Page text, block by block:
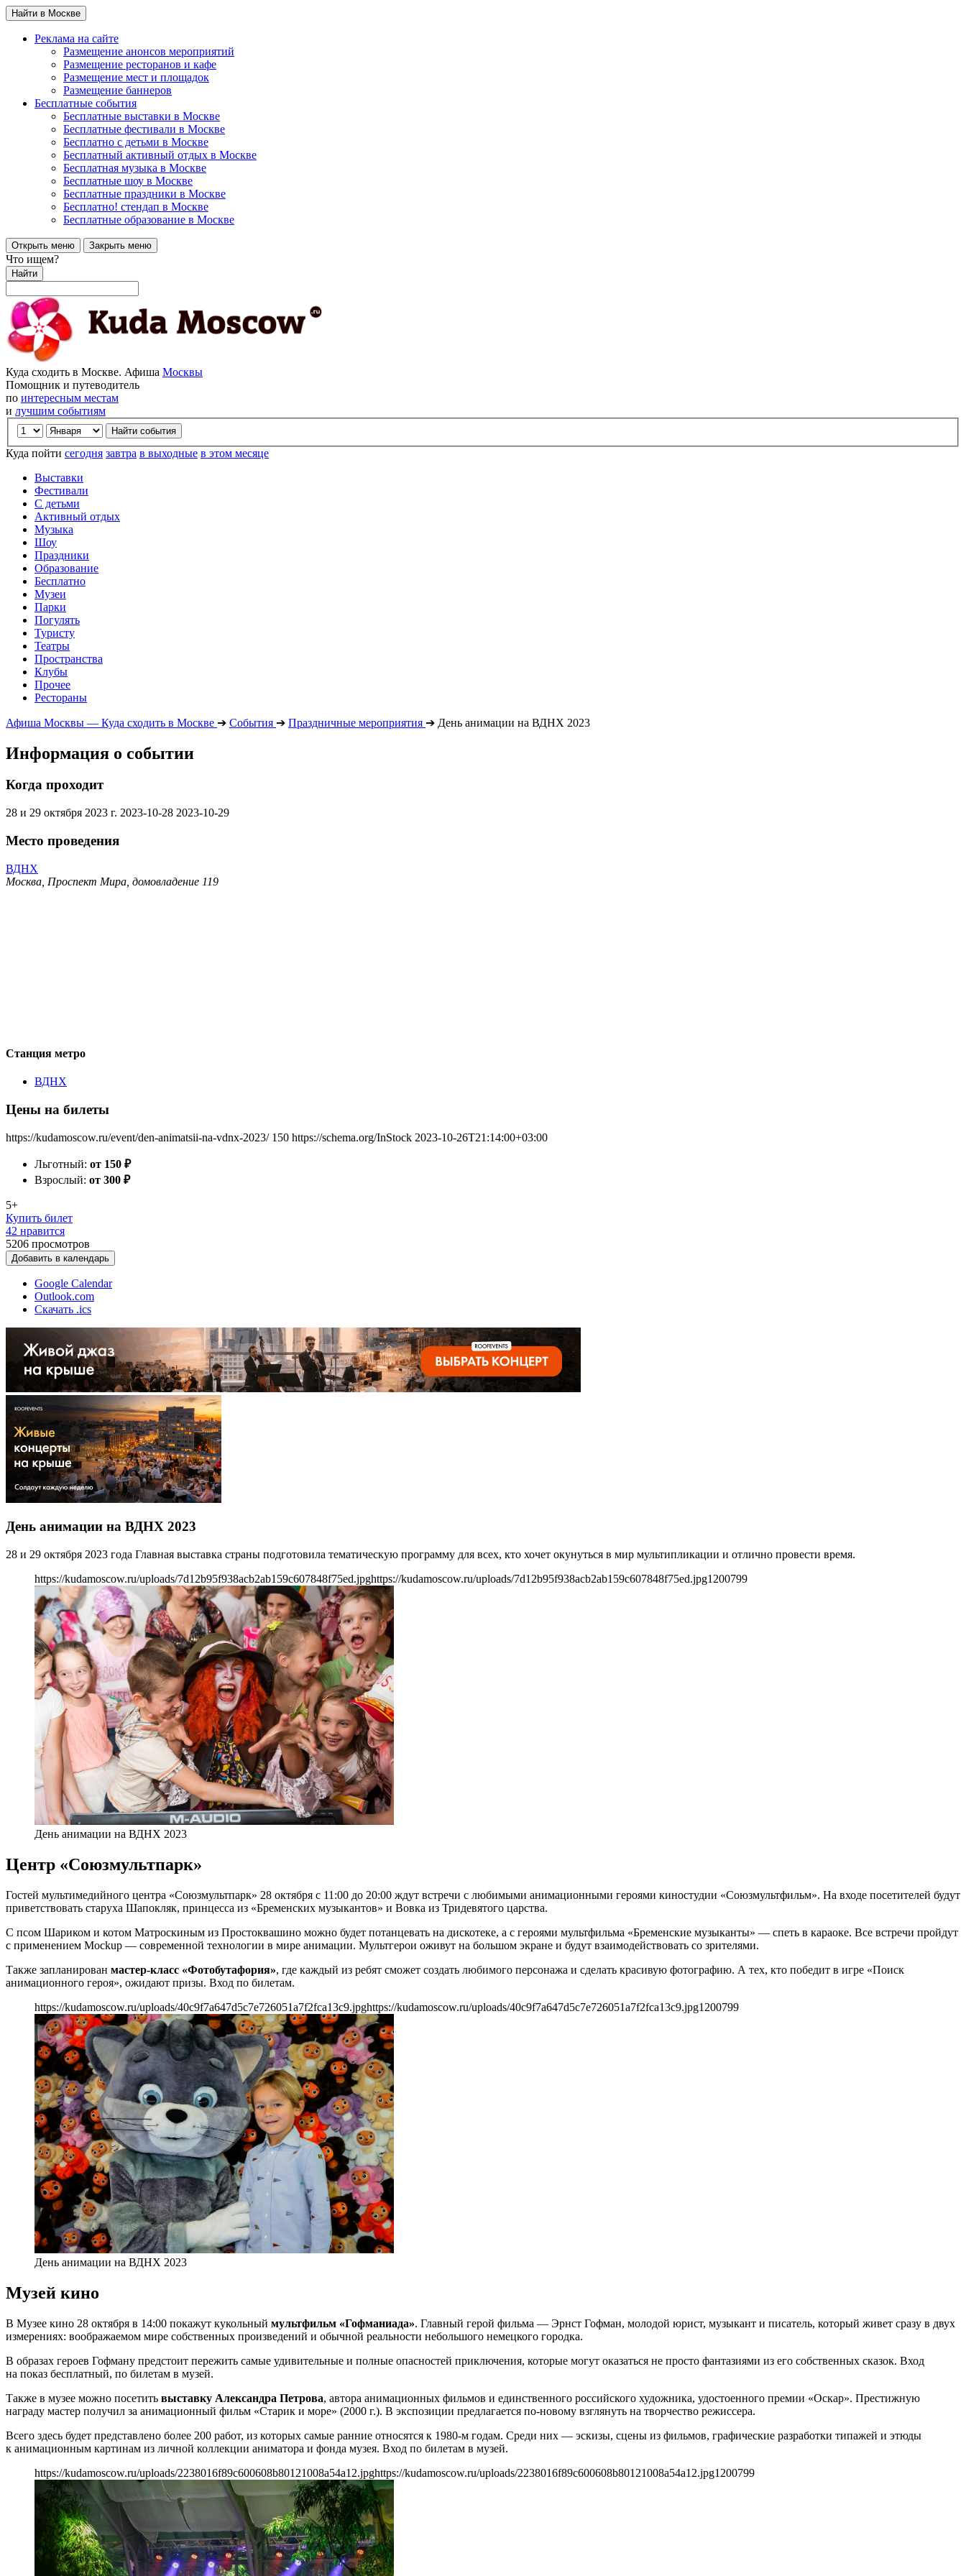
Найти в Москве
Реклама на сайте
Размещение анонсов мероприятий
Размещение ресторанов и кафе
Размещение мест и площадок
Размещение баннеров
Бесплатные события
Бесплатные выставки в Москве
Бесплатные фестивали в Москве
Бесплатно с детьми в Москве
Бесплатный активный отдых в Москве
Бесплатная музыка в Москве
Бесплатные шоу в Москве
Бесплатные праздники в Москве
Бесплатно! стендап в Москве
Бесплатные образование в Москве
Открыть меню Закрыть меню
Что ищем?
Найти
Куда сходить в Москве. Афиша Москвы
Помощник и путеводитель
по интересным местам
и лучшим событиям
Куда пойти сегодня завтра в выходные в этом месяце
Выставки
Фестивали
С детьми
Активный отдых
Музыка
Шоу
Праздники
Образование
Бесплатно
Музеи
Парки
Погулять
Туристу
Театры
Пространства
Клубы
Прочее
Рестораны
Афиша Москвы — Куда сходить в Москве ➔ События ➔ Праздничные мероприятия ➔ День анимации на ВДНХ 2023
Информация о событии
Когда проходит
28 и 29 октября 2023 г. 2023-10-28 2023-10-29
Место проведения
ВДНХ
Москва, Проспект Мира, домовладение 119
Станция метро
ВДНХ
Цены на билеты
https://kudamoscow.ru/event/den-animatsii-na-vdnx-2023/ 150 https://schema.org/InStock 2023-10-26T21:14:00+03:00
Льготный: от 150 ₽
Взрослый: от 300 ₽
5+
Купить билет
42 нравится
5206 просмотров
Добавить в календарь
Google Calendar
Outlook.com
Скачать .ics
День анимации на ВДНХ 2023
28 и 29 октября 2023 года Главная выставка страны подготовила тематическую программу для всех, кто хочет окунуться в мир мультипликации и отлично провести время.
https://kudamoscow.ru/uploads/7d12b95f938acb2ab159c607848f75ed.jpghttps://kudamoscow.ru/uploads/7d12b95f938acb2ab159c607848f75ed.jpg1200799
День анимации на ВДНХ 2023
Центр «Союзмультпарк»
Гостей мультимедийного центра «Союзмультпарк» 28 октября с 11:00 до 20:00 ждут встречи с любимыми анимационными героями киностудии «Союзмультфильм». На входе посетителей будут
приветствовать старуха Шапокляк, принцесса из «Бременских музыкантов» и Вовка из Тридевятого царства.
С псом Шариком и котом Матроскиным из Простоквашино можно будет потанцевать на дискотеке, а с героями мультфильма «Бременские музыканты» — спеть в караоке. Все встречи пройдут
с применением Mockup — современной технологии в мире анимации. Мультгерои оживут на большом экране и будут взаимодействовать со зрителями.
Также запланирован мастер-класс «Фотобутафория», где каждый из ребят сможет создать любимого персонажа и сделать красивую фотографию. А тех, кто победит в игре «Поиск
анимационного героя», ожидают призы. Вход по билетам.
https://kudamoscow.ru/uploads/40c9f7a647d5c7e726051a7f2fca13c9.jpghttps://kudamoscow.ru/uploads/40c9f7a647d5c7e726051a7f2fca13c9.jpg1200799
День анимации на ВДНХ 2023
Музей кино
В Музее кино 28 октября в 14:00 покажут кукольный мультфильм «Гофманиада». Главный герой фильма — Эрнст Гофман, молодой юрист, музыкант и писатель, который живет сразу в двух
измерениях: воображаемом мире собственных произведений и обычной реальности небольшого немецкого городка.
В образах героев Гофману предстоит пережить самые удивительные и полные опасностей приключения, которые могут оказаться не просто фантазиями из его собственных сказок. Вход
на показ бесплатный, по билетам в музей.
Также в музее можно посетить выставку Александра Петрова, автора анимационных фильмов и единственного российского художника, удостоенного премии «Оскар». Престижную
награду мастер получил за анимационный фильм «Старик и море» (2000 г.). В экспозиции предлагается по-новому взглянуть на творчество режиссера.
Всего здесь будет представлено более 200 работ, из которых самые ранние относятся к 1980-м годам. Среди них — эскизы, сцены из фильмов, графические разработки типажей и этюды
к анимационным картинам из личной коллекции аниматора и фонда музея. Вход по билетам в музей.
https://kudamoscow.ru/uploads/2238016f89c600608b80121008a54a12.jpghttps://kudamoscow.ru/uploads/2238016f89c600608b80121008a54a12.jpg1200799